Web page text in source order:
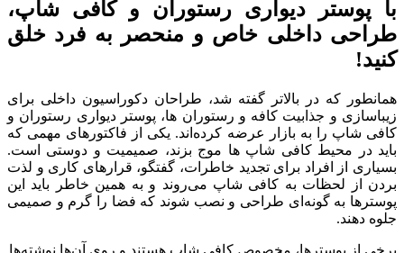
با پوستر دیواری رستوران و کافی شاپ،
طراحی داخلی خاص و منحصر به فرد خلق
کنید!
همانطور که در بالاتر گفته شد، طراحان دکوراسیون داخلی برای
زیباسازی و جذابیت کافه‌ و رستوران ها، پوستر دیواری رستوران و
کافی شاپ را به بازار عرضه کرده‌اند. یکی از فاکتورهای مهمی که
باید در محیط کافی شاپ ها موج بزند، صمیمیت و دوستی است.
بسیاری از افراد برای تجدید خاطرات، گفتگو، قرارهای کاری و لذت
بردن از لحظات به کافی شاپ می‌روند و به همین خاطر باید این
پوسترها به گونه‌ای طراحی و نصب شوند که فضا را گرم و صمیمی
جلوه دهند.
برخی از پوسترها، مخصوص کافی شاپ هستند و روی آن‌ها نوشته‌ها